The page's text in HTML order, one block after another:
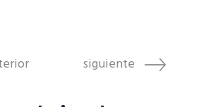
siguiente